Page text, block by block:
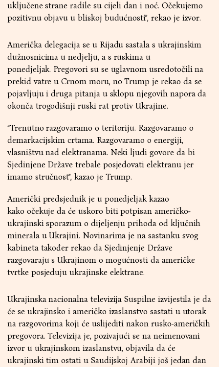
uključene strane radile su cijeli dan i noć. Očekujemo
pozitivnu objavu u bliskoj budućnosti”, rekao je izvor.
Američka delegacija se u Rijadu sastala s ukrajinskim
dužnosnicima u nedjelju, a s ruskima u
ponedjeljak. Pregovori su se uglavnom usredotočili na
prekid vatre u Crnom moru, no Trump je rekao da se
pojavljuju i druga pitanja u sklopu njegovih napora da
okonča trogodišnji ruski rat protiv Ukrajine.
“Trenutno razgovaramo o teritoriju. Razgovaramo o
demarkacijskim crtama. Razgovaramo o energiji,
vlasništvu nad elektranama. Neki ljudi govore da bi
Sjedinjene Države trebale posjedovati elektranu jer
imamo stručnost”, kazao je Trump.
Američki predsjednik je u ponedjeljak kazao
kako očekuje da će uskoro biti potpisan američko-
ukrajinski sporazum o dijeljenju prihoda od ključnih
minerala u Ukrajini. Novinarima je na sastanku svog
kabineta također rekao da Sjedinjenje Države
razgovaraju s Ukrajinom o mogućnosti da američke
tvrtke posjeduju ukrajinske elektrane.
Ukrajinska nacionalna televizija Suspilne izvijestila je da
će se ukrajinsko i američko izaslanstvo sastati u utorak
na razgovorima koji će uslijediti nakon rusko-američkih
pregovora. Televizija je, pozivajući se na neimenovani
izvor u ukrajinskom izaslanstvu, objavila da će
ukrajinski tim ostati u Saudijskoj Arabiji još jedan dan